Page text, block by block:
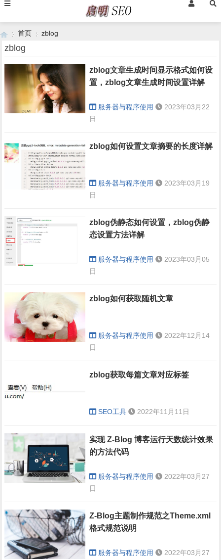
›
首页
›
zblog
zblog
zblog文章生成时间显示格式如何设
置，zblog文章生成时间设置详解
服务器与程序使用
2023年03月22
日
zblog如何设置文章摘要的长度详解
服务器与程序使用
2023年03月19
日
zblog伪静态如何设置，zblog伪静
态设置方法详解
服务器与程序使用
2023年03月05
日
zblog如何获取随机文章
服务器与程序使用
2022年12月14
日
zblog获取每篇文章对应标签
SEO工具 2022年11月11日
实现 Z-Blog 博客运行天数统计效果
的方法代码
服务器与程序使用
2022年03月27
日
Z-Blog主题制作规范之Theme.xml
格式规范说明
服务器与程序使用
2022年03月27